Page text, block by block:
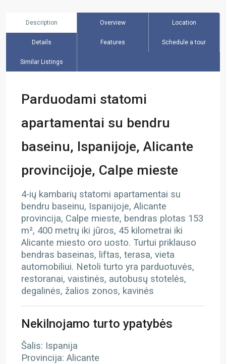
Description Overview Location
Details Features Schedule a tour
Similar Listings
Parduodami statomi
apartamentai su bendru
baseinu, Ispanijoje, Alicante
provincijoje, Calpe mieste
4-ių kambarių statomi apartamentai su
bendru baseinu, Ispanijoje, Alicante
provincija, Calpe mieste, bendras plotas 153
m², 400 metrų iki jūros, 45 kilometrai iki
Alicante miesto oro uosto. Turtui priklauso
bendras baseinas, liftas, terasa, vieta
automobiliui. Netoli turto yra parduotuvės,
restoranai, vaistinės, autobusų stotelės,
degalinės, žalios zonos, kavinės
Nekilnojamo turto ypatybės
Šalis: Ispanija
Provincija: Alicante